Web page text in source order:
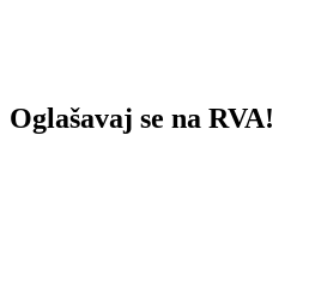
Oglašavaj se na RVA!